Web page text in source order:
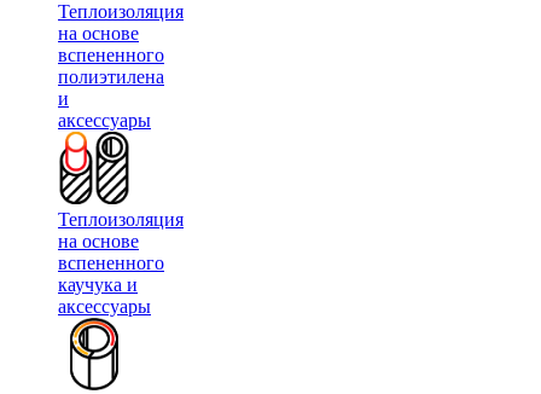
Теплоизоляция
на основе
вспененного
полиэтилена
и
аксессуары
Теплоизоляция
на основе
вспененного
каучука и
аксессуары